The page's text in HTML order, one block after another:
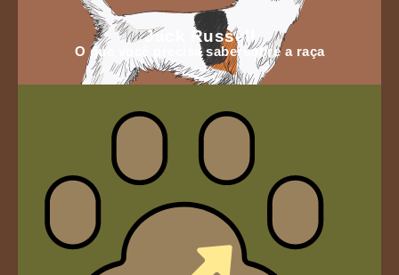
Jack Russell
O que você precisa sabersobre a raça